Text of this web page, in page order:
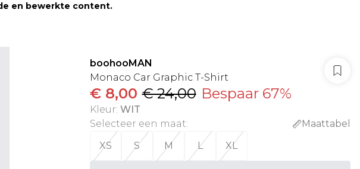
en bewerkte content.
boohooMAN
Monaco Car Graphic T-Shirt
€ 8,00 € 24,00 Bespaar 67%
Kleur: WIT
Selecteer een maat:
Maattabel
XS
S M L XL